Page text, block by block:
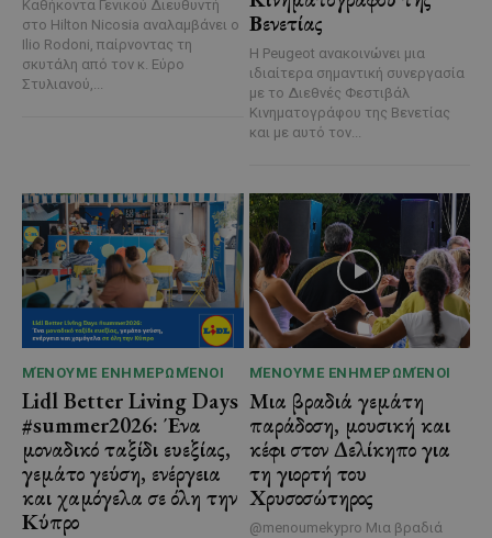
Καθήκοντα Γενικού Διευθυντή
στο Hilton Nicosia αναλαμβάνει ο
Ilio Rodoni, παίρνοντας τη
σκυτάλη από τον κ. Εύρο
Στυλιανού,...
Βενετίας
Η Peugeot ανακοινώνει μια
ιδιαίτερα σημαντική συνεργασία
με το Διεθνές Φεστιβάλ
Κινηματογράφου της Βενετίας
και με αυτό τον...
ΜΈΝΟΥΜΕ ΕΝΗΜΕΡΩΜΈΝΟΙ
Lidl Better Living Days
#summer2026: Ένα
μοναδικό ταξίδι ευεξίας,
γεμάτο γεύση, ενέργεια
και χαμόγελα σε όλη την
Κύπρο
ΜΈΝΟΥΜΕ ΕΝΗΜΕΡΩΜΈΝΟΙ
Μια βραδιά γεμάτη
παράδοση, μουσική και
κέφι στον Δελίκηπο για
τη γιορτή του
Χρυσοσώτηρος
@menoumekypro Μια βραδιά